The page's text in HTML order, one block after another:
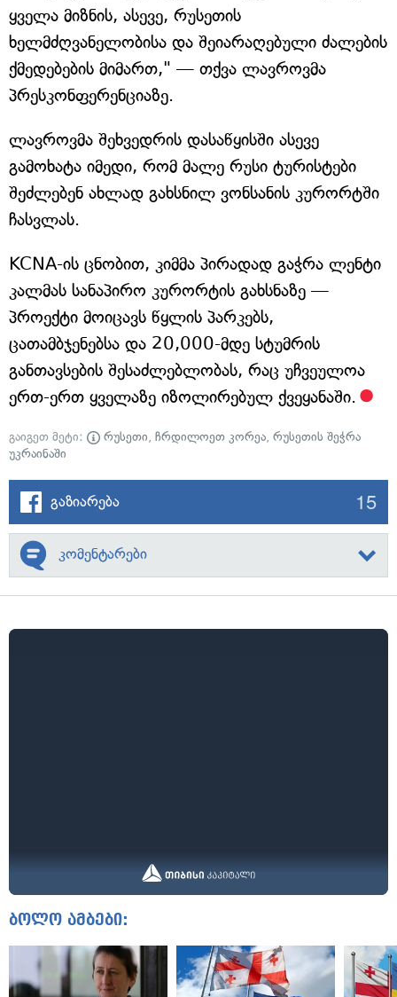
ყველა მიზნის, ასევე, რუსეთის
ხელმძღვანელობისა და შეიარაღებული ძალების
ქმედებების მიმართ," — თქვა ლავროვმა
პრესკონფერენციაზე.
ლავროვმა შეხვედრის დასაწყისში ასევე
გამოხატა იმედი, რომ მალე რუსი ტურისტები
შეძლებენ ახლად გახსნილ ვონსანის კურორტში
ჩასვლას.
KCNA-ის ცნობით, კიმმა პირადად გაჭრა ლენტი
კალმას სანაპირო კურორტის გახსნაზე —
პროექტი მოიცავს წყლის პარკებს,
ცათამბჯენებსა და 20,000-მდე სტუმრის
განთავსების შესაძლებლობას, რაც უჩვეულოა
ერთ-ერთ ყველაზე იზოლირებულ ქვეყანაში.
გაიგეთ მეტი: რუსეთი, ჩრდილოეთ კორეა, რუსეთის შეჭრა
უკრაინაში
გაზიარება 15
კომენტარები
ბოლო ამბები: